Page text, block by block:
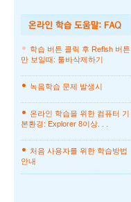
학습 버튼 클릭 후 Reflsh 버튼
만 보일때: 툴바삭제하기
녹음학습 문제 발생시
온라인 학습을 위한 컴퓨터 기
본환경: Explorer 8이상. . .
처음 사용자를 위한 학습방법
안내